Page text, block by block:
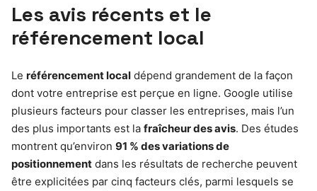
Les avis récents et le
référencement local
Le référencement local dépend grandement de la façon
dont votre entreprise est perçue en ligne. Google utilise
plusieurs facteurs pour classer les entreprises, mais l’un
des plus importants est la fraîcheur des avis. Des études
montrent qu’environ 91 % des variations de
positionnement dans les résultats de recherche peuvent
être explicitées par cinq facteurs clés, parmi lesquels se